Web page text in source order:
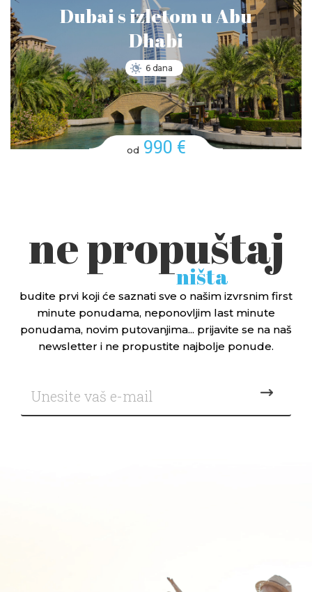
Dubai s izletom u Abu
Dhabi
6 dana
od 990 €
ne propuštaj
ništa
budite prvi koji će saznati sve o našim izvrsnim first
minute ponudama, neponovljim last minute
ponudama, novim putovanjima... prijavite se na naš
newsletter i ne propustite najbolje ponude.